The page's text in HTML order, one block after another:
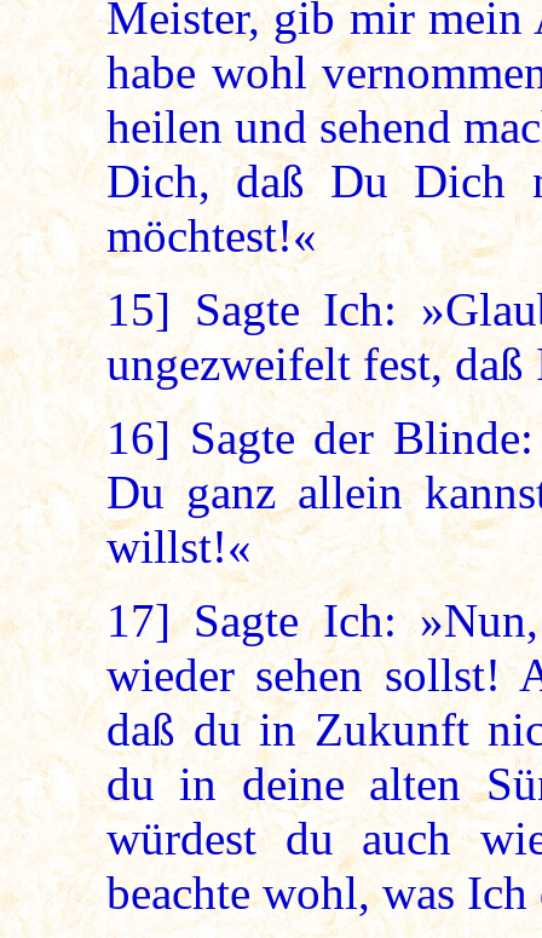
Meister, gib mir mein
habe wohl
heilen und sehend
Dich, daß Du Dich
möchtest!«
15] Sagte Ich:
ungezweifelt fest,
16] Sagte der
Du ganz allein
willst!«
17]Sagte Ich:
wieder sehen sollst!
daß du in Zukunft
du in deine alten
würdest du auch
beachte wohl, was